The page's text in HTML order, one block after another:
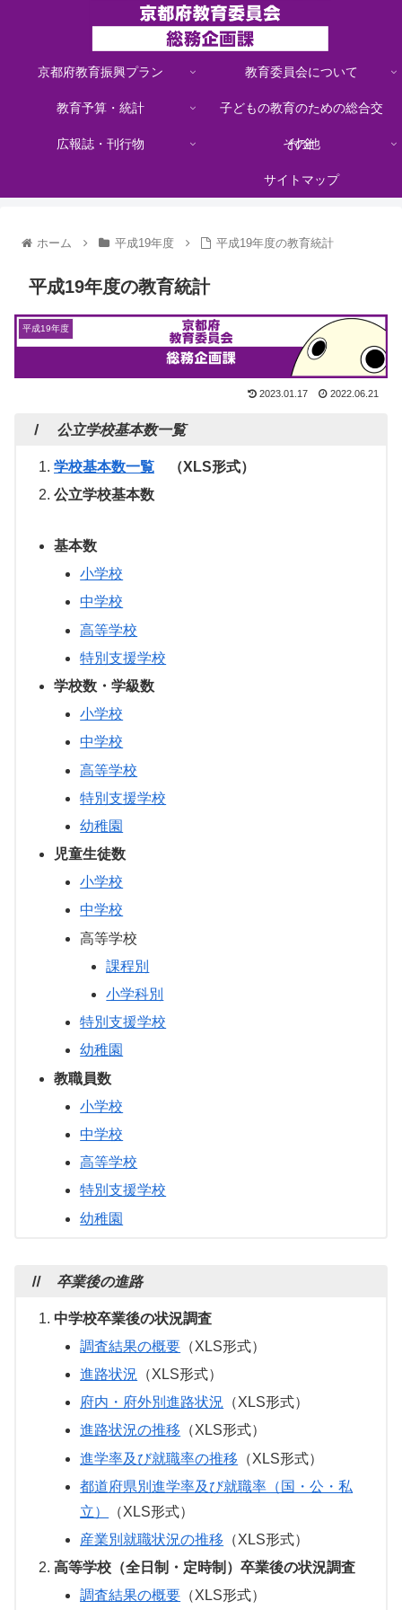
京都府教育振興プラン 教育委員会について
教育予算・統計 子どもの教育のための総合交
付金
広報誌・刊行物 その他
サイトマップ
ホーム 平成19年度 平成19年度の教育統計
平成19年度の教育統計
平成19年度
2023.01.17 2022.06.21
Ⅰ 公立学校基本数一覧
学校基本数一覧（XLS形式）
公立学校基本数
基本数
小学校
中学校
高等学校
特別支援学校
学校数・学級数
小学校
中学校
高等学校
特別支援学校
幼稚園
児童生徒数
小学校
中学校
高等学校
課程別
小学科別
特別支援学校
幼稚園
教職員数
小学校
中学校
高等学校
特別支援学校
幼稚園
Ⅱ 卒業後の進路
中学校卒業後の状況調査
調査結果の概要 （XLS形式）
進路状況 （XLS形式）
府内・府外別進路状況 （XLS形式）
進路状況の推移 （XLS形式）
進学率及び就職率の推移 （XLS形式）
都道府県別進学率及び就職率（国・公・私
立）
（XLS形式）
産業別就職状況の推移 （XLS形式）
高等学校（全日制・定時制）卒業後の状況調査
調査結果の概要 （XLS形式）